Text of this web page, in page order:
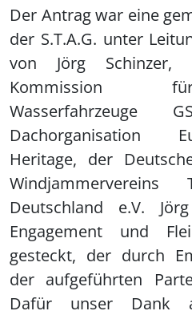
Der Antrag war eine
der S.T.A.G. unter
von Jörg Schinzer,
Kommission
Wasserfahrzeuge
Dachorganisation
Heritage, der
Windjammervereins
Deutschland e.V.
Engagement und
gesteckt, der durch
der aufgeführten
Dafür unser Dank